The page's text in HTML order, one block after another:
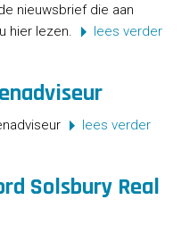
nieuwsbrief die aan
hier lezen.
lees verder
lees verder
Solsbury Real